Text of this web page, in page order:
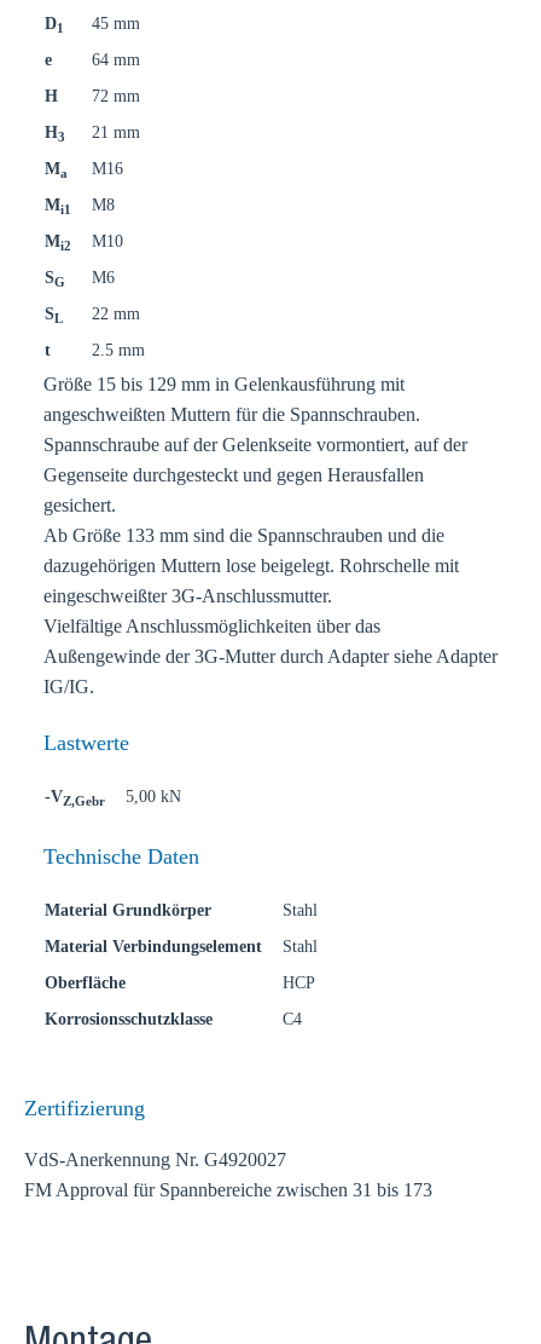
D1
45 mm
e
64 mm
H
72 mm
H3
21 mm
Ma
M16
Mi1
M8
Mi2
M10
SG
M6
SL
22 mm
t
2.5 mm
Größe 15 bis 129 mm in Gelenkausführung mit
angeschweißten Muttern für die Spannschrauben.
Spannschraube auf der Gelenkseite vormontiert, auf der
Gegenseite durchgesteckt und gegen Herausfallen
gesichert.
Ab Größe 133 mm sind die Spannschrauben und die
dazugehörigen Muttern lose beigelegt. Rohrschelle mit
eingeschweißter 3G-Anschlussmutter.
Vielfältige Anschlussmöglichkeiten über das
Außengewinde der 3G-Mutter durch Adapter siehe Adapter
IG/IG.
Lastwerte
-VZ,Gebr 5,00 kN
Technische Daten
Material Grundkörper
Stahl
Material Verbindungselement
Stahl
Oberfläche
HCP
Korrosionsschutzklasse
C4
Zertifizierung
VdS-Anerkennung Nr. G4920027
FM Approval für Spannbereiche zwischen 31 bis 173